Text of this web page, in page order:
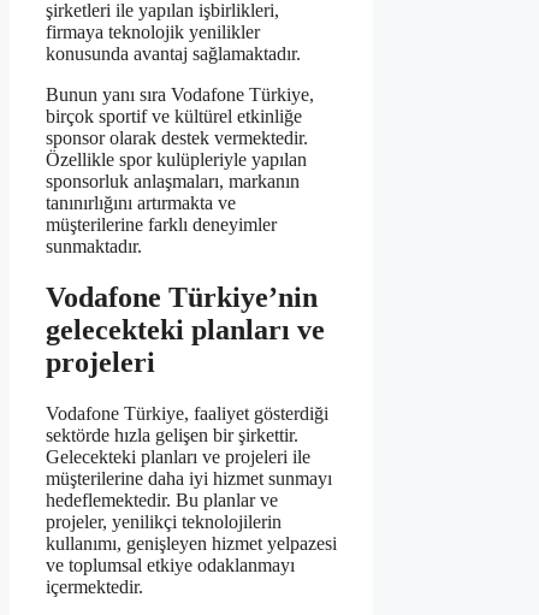
şirketleri ile yapılan işbirlikleri,
firmaya teknolojik yenilikler
konusunda avantaj sağlamaktadır.
Bunun yanı sıra Vodafone Türkiye,
birçok sportif ve kültürel etkinliğe
sponsor olarak destek vermektedir.
Özellikle spor kulüpleriyle yapılan
sponsorluk anlaşmaları, markanın
tanınırlığını artırmakta ve
müşterilerine farklı deneyimler
sunmaktadır.
Vodafone Türkiye’nin
gelecekteki planları ve
projeleri
Vodafone Türkiye, faaliyet gösterdiği
sektörde hızla gelişen bir şirkettir.
Gelecekteki planları ve projeleri ile
müşterilerine daha iyi hizmet sunmayı
hedeflemektedir. Bu planlar ve
projeler, yenilikçi teknolojilerin
kullanımı, genişleyen hizmet yelpazesi
ve toplumsal etkiye odaklanmayı
içermektedir.